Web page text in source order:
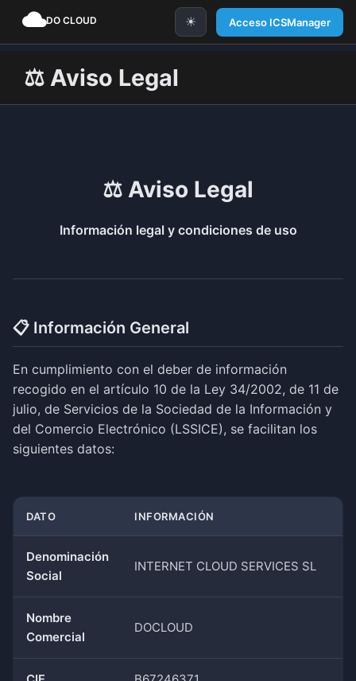
☀ Acceso ICSManager
⚖️ Aviso Legal
⚖️ Aviso Legal
Información legal y condiciones de uso
📋 Información General
En cumplimiento con el deber de información
recogido en el artículo 10 de la Ley 34/2002, de 11 de
julio, de Servicios de la Sociedad de la Información y
del Comercio Electrónico (LSSICE), se facilitan los
siguientes datos:
DATO INFORMACIÓN
Denominación
Social
INTERNET CLOUD SERVICES SL
Nombre
Comercial
DOCLOUD